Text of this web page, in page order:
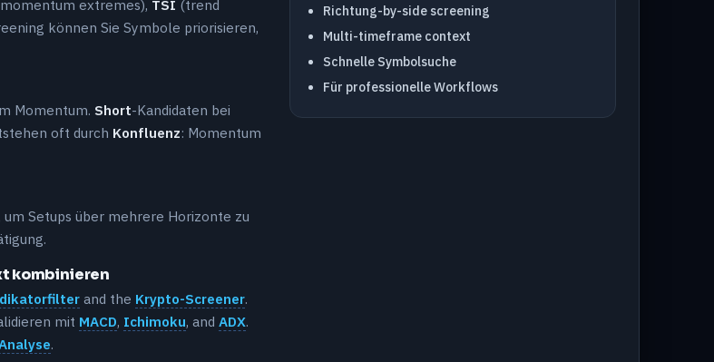
extremes), TSI (trend
können Sie Symbole priorisieren,
Momentum. Short-Kandidaten bei
oft durch Konfluenz: Momentum
Setups über mehrere Horizonte zu
kombinieren
and the Krypto-Screener.
mit MACD, Ichimoku, and ADX.
.
Richtung-by-side screening
Multi-timeframe context
Schnelle Symbolsuche
Für professionelle Workflows